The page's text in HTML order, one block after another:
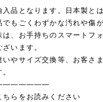
入品となります。日本製と
でもごくわずかな汚れや傷
は、お手持ちのスマートフ
います。
いやサイズ交換等、お客さ
ちらをお読みください